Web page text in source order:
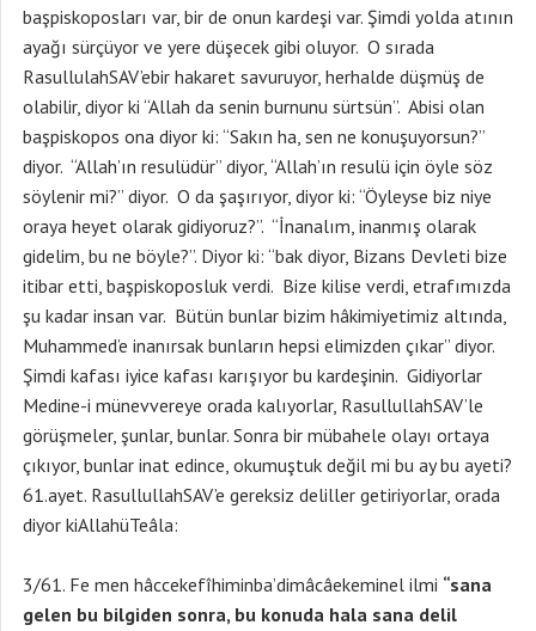
başpiskoposları var, bir de onun kardeşi var. Şimdi yolda atının
ayağı sürçüyor ve yere düşecek gibi oluyor. O sırada
RasullulahSAV’ebir hakaret savuruyor, herhalde düşmüş de
olabilir, diyor ki “Allah da senin burnunu sürtsün”. Abisi olan
başpiskopos ona diyor ki: “Sakın ha, sen ne konuşuyorsun?”
diyor. “Allah’ın resulüdür” diyor, “Allah’ın resulü için öyle söz
söylenir mi?” diyor. O da şaşırıyor, diyor ki: “Öyleyse biz niye
oraya heyet olarak gidiyoruz?”. “İnanalım, inanmış olarak
gidelim, bu ne böyle?”. Diyor ki: “bak diyor, Bizans Devleti bize
itibar etti, başpiskoposluk verdi. Bize kilise verdi, etrafımızda
şu kadar insan var. Bütün bunlar bizim hâkimiyetimiz altında,
Muhammed’e inanırsak bunların hepsi elimizden çıkar” diyor.
Şimdi kafası iyice kafası karışıyor bu kardeşinin. Gidiyorlar
Medine-i münevvereye orada kalıyorlar, RasullullahSAV’le
görüşmeler, şunlar, bunlar. Sonra bir mübahele olayı ortaya
çıkıyor, bunlar inat edince, okumuştuk değil mi bu ay bu ayeti?
61.ayet. RasullullahSAV’e gereksiz deliller getiriyorlar, orada
diyor kiAllahüTeâla:
3/61. Fe men hâccekefîhiminba’dimâcâekeminel ilmi “sana
gelen bu bilgiden sonra, bu konuda hala sana delil